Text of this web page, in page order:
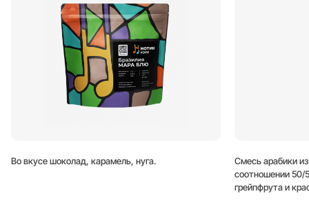
Во вкусе шоколад, карамель, нуга.
Смесь арабики
соотношении
грейпфрута и